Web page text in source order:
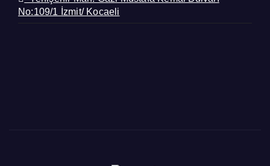
No:109/1 İzmit/ Kocaeli